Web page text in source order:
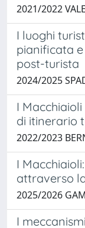
2021/2022
I luoghi
pianificata
post-turista
2024/2025
I
di itinerario
2022/2023
I
attraverso
2025/2026
I